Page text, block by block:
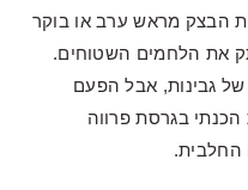
הבצק מראש ערב או בוקר
את הלחמים השטוחים.
גבינות, אבל הפעם
בגרסת פרווה
החלבית.